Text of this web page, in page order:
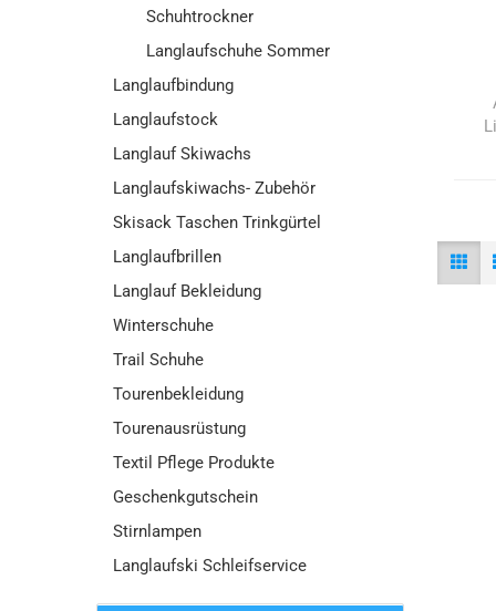
Schuhtrockner
Langlaufschuhe Sommer
Langlaufbindung
Langlaufstock
Langlauf Skiwachs
Langlaufskiwachs- Zubehör
Skisack Taschen Trinkgürtel
Langlaufbrillen
Langlauf Bekleidung
Winterschuhe
Trail Schuhe
Tourenbekleidung
Tourenausrüstung
Textil Pflege Produkte
Geschenkgutschein
Stirnlampen
Langlaufski Schleifservice